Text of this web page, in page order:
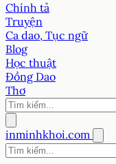
Chính tả
Truyện
Ca dao, Tục ngữ
Blog
Học thuật
Đồng Dao
Thơ
inminhkhoi.com